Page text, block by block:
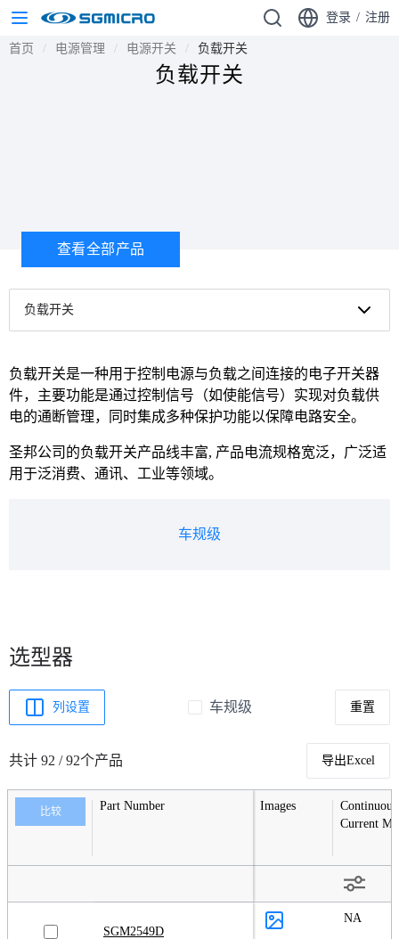
登录 / 注册
首页 电源管理 电源开关 负载开关
负载开关
查看全部产品
负载开关
负载开关是一种用于控制电源与负载之间连接的电子开关器
件，主要功能是通过控制信号（如使能信号）实现对负载供
电的通断管理，同时集成多种保护功能以保障电路安全。
圣邦公司的负载开关产品线丰富, 产品电流规格宽泛，广泛适
用于泛消费、通讯、工业等领域。
车规级
选型器
列设置 车规级 重置
共计 92 / 92个产品 导出Excel
比较 Part Number Images
Current
SGM2549D
NA